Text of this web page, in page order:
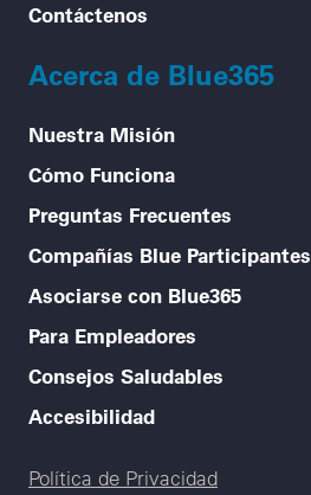
Contáctenos
Acerca de Blue365
Nuestra Misión
Cómo Funciona
Preguntas Frecuentes
Compañías Blue Participantes
Asociarse con Blue365
Para Empleadores
Consejos Saludables
Accesibilidad
Legal menu
Política de Privacidad